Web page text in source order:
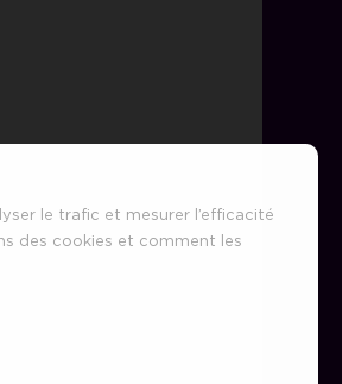
le trafic et mesurer l’efficacité
des cookies et comment les